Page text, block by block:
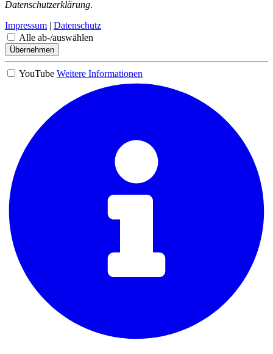
Datenschutzerklärung.
Impressum | Datenschutz
Alle ab-/auswählen
Übernehmen
YouTube Weitere Informationen